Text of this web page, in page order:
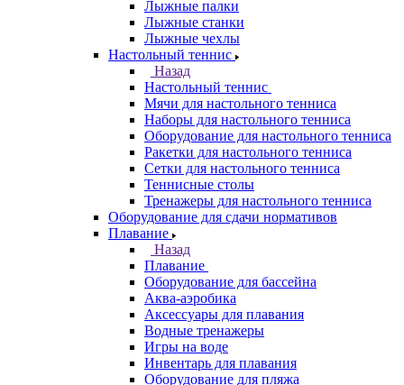
Лыжные палки
Лыжные станки
Лыжные чехлы
Настольный теннис
Назад
Настольный теннис
Мячи для настольного тенниса
Наборы для настольного тенниса
Оборудование для настольного тенниса
Ракетки для настольного тенниса
Сетки для настольного тенниса
Теннисные столы
Тренажеры для настольного тенниса
Оборудование для сдачи нормативов
Плавание
Назад
Плавание
Оборудование для бассейна
Аква-аэробика
Аксессуары для плавания
Водные тренажеры
Игры на воде
Инвентарь для плавания
Оборудование для пляжа